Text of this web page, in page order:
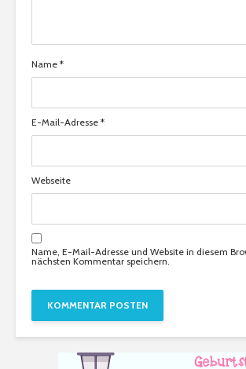
Name *
E-Mail-Adresse *
Webseite
Name, E-Mail-Adresse und Website in diesem
nächsten Kommentar speichern.